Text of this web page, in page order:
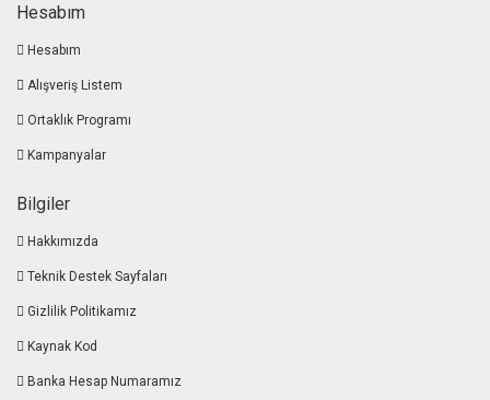
Hesabım
Hesabım
Alışveriş Listem
Ortaklık Programı
Kampanyalar
Bilgiler
Hakkımızda
Teknik Destek Sayfaları
Gizlilik Politikamız
Kaynak Kod
Banka Hesap Numaramız